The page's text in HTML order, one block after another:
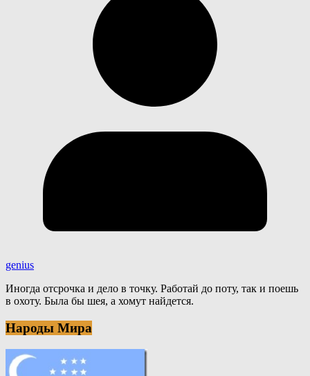
genius
Иногда отсрочка и дело в точку. Работай до поту, так и поешь
в охоту. Была бы шея, а хомут найдется.
Народы Мира